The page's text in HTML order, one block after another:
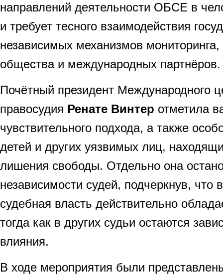
направлений деятельности ОБСЕ в
и требует тесного взаимодействия
независимых механизмов мониторинга,
общества и международных партнёров.
Почётный президент Международного
правосудия Ренате Винтер отметила
чувствительного подхода, а также
детей и других уязвимых лиц,
лишения свободы. Отдельно она
независимости судей, подчеркнув, что
судебная власть действительно
тогда как в других судьи остаются
влияния.
В ходе мероприятия были